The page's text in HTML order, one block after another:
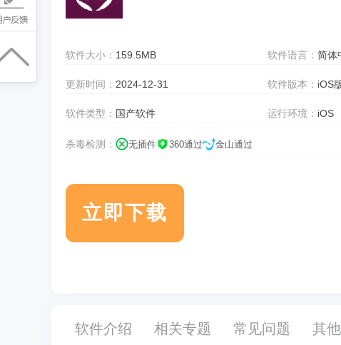
软件大小： 159.5MB 软件语言：简体
更新时间： 2024-12-31 软件版本： iOS
软件类型： 国产软件 运行环境： iOS
杀毒检测： 无插件 360通过 金山通过
立即下载
软件介绍 相关专题 常见问题 其